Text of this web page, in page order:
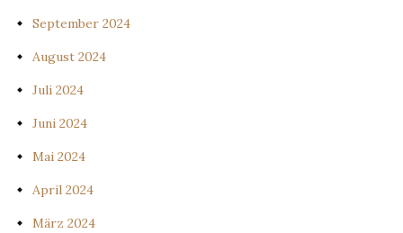
September 2024
August 2024
Juli 2024
Juni 2024
Mai 2024
April 2024
März 2024